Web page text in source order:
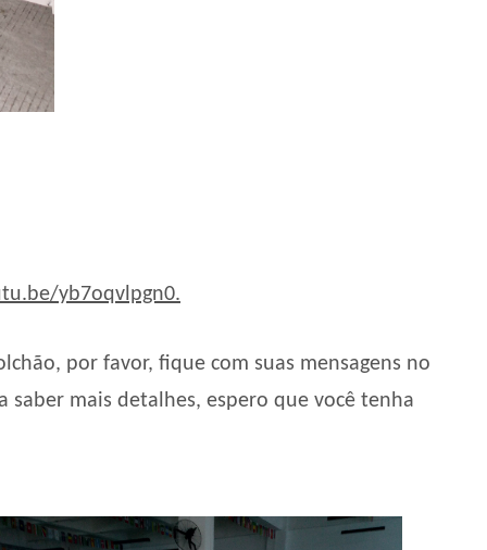
yb7oqvlpgn0.
por favor, fique com suas mensagens no
mais detalhes, espero que você tenha